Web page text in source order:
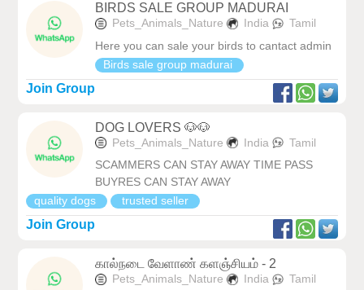
BIRDS SALE GROUP MADURAI
Pets_Animals_Nature India
Tamil
Here you can sale your birds to cantact admin
Birds sale group madurai
Join Group
DOG LOVERS 🐶🐶
Pets_Animals_Nature India
Tamil
SCAMMERS CAN STAY AWAY TIME PASS
BUYRES CAN STAY AWAY
quality dogs
trusted seller
Join Group
கால்நடை வேளாண் களஞ்சியம் - 2
Pets_Animals_Nature India
Tamil